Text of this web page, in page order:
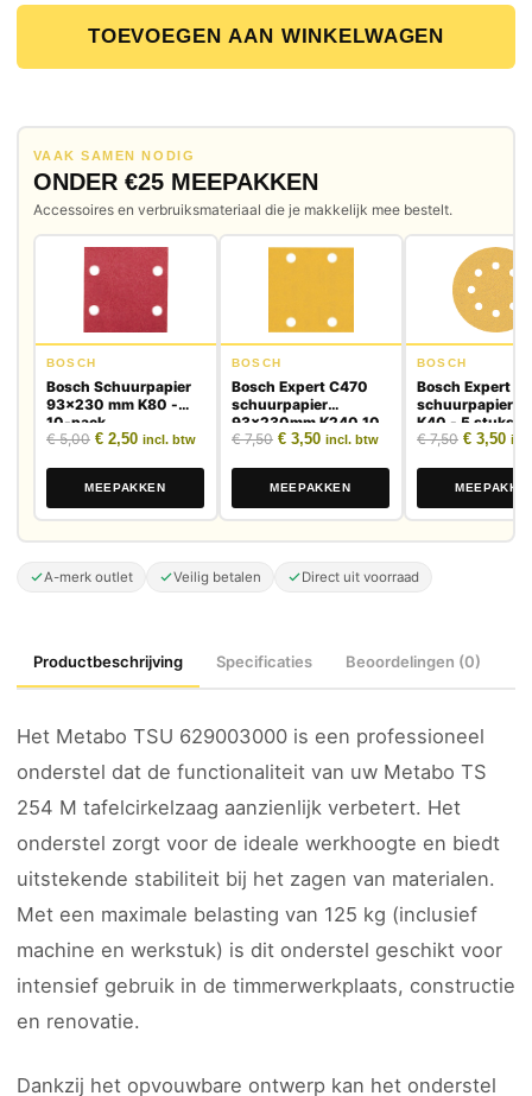
Metabo TSU Onderstel voor TS 254 M Tafelcirkelzaag
TOEVOEGEN AAN WINKELWAGEN
VAAK SAMEN NODIG
ONDER €25 MEEPAKKEN
Accessoires en verbruiksmateriaal die je makkelijk mee bestelt.
BOSCH
Bosch Schuurpapier
93x230 mm K80 -
10-pack
€5,00 Oorspronkelijke prijs was: € 5,00.
€ 2,50Huidige prijs is: € 2,50.
incl. btw
MEEPAKKEN
BOSCH
Bosch Expert C470
schuurpapier
93x230mm K240 10
stuks
€7,50 Oorspronkelijke prijs was: € 7,50.
€ 3,50Huidige prijs is: € 3,50.
incl. btw
MEEPAKKEN
BOSCH
Bosch Expert
schuurpapier
K40 - 5 stuks
€7,50 € 3,50
A-merk outlet Veilig betalen Direct uit voorraad
Productbeschrijving Specificaties Beoordelingen (0)
Het Metabo TSU 629003000 is een professioneel
onderstel dat de functionaliteit van uw Metabo TS
254 M tafelcirkelzaag aanzienlijk verbetert. Het
onderstel zorgt voor de ideale werkhoogte en biedt
uitstekende stabiliteit bij het zagen van materialen.
Met een maximale belasting van 125 kg (inclusief
machine en werkstuk) is dit onderstel geschikt voor
intensief gebruik in de timmerwerkplaats, constructie
en renovatie.
Dankzij het opvouwbare ontwerp kan het onderstel